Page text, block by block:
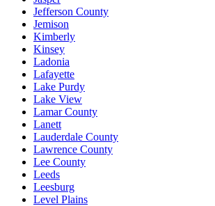
Jefferson County
Jemison
Kimberly
Kinsey
Ladonia
Lafayette
Lake Purdy
Lake View
Lamar County
Lanett
Lauderdale County
Lawrence County
Lee County
Leeds
Leesburg
Level Plains